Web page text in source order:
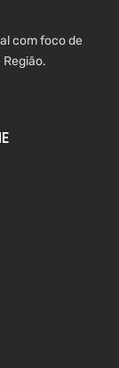
com foco de